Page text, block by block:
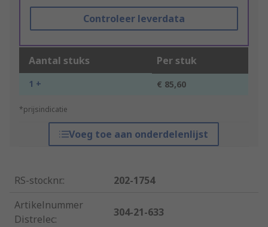
Controleer leverdata
Aantal stuks Per stuk
1 + € 85,60
*prijsindicatie
Voeg toe aan onderdelenlijst
RS-stocknr.:
202-1754
Artikelnummer
Distrelec:
304-21-633